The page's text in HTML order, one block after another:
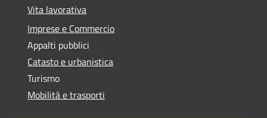
Vita lavorativa
Imprese e Commercio
Appalti pubblici
Catasto e urbanistica
Turismo
Mobilità e trasporti